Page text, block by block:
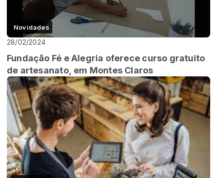
Novidades
28/02/2024
Fundação Fé e Alegria oferece curso gratuito
de artesanato, em Montes Claros